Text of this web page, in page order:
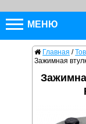
МЕНЮ
Главная /
Зажимная